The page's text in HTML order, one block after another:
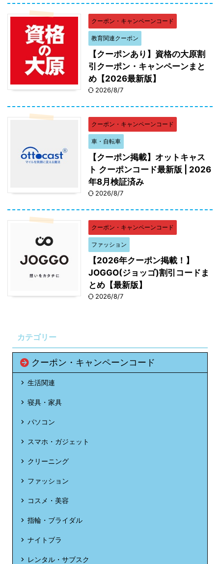
クーポン・キャンペーンコード
教育関連クーポン
【クーポンあり】資格の大原割
引クーポン・キャンペーンまと
め【2026最新版】
2026/8/7
クーポン・キャンペーンコード
車・自転車
【クーポン掲載】オットキャス
ト クーポンコード最新版 | 2026
年8月検証済み
2026/8/7
クーポン・キャンペーンコード
ファッション
【2026年クーポン掲載！】
JOGGO(ジョッゴ)割引コードま
とめ【最新版】
2026/8/7
カテゴリー
クーポン・キャンペーンコード
生活関連
寝具・家具
パソコン
スマホ・ガジェット
クリーニング
ファッション
コスメ・美容
指輪・ブライダル
ナイトブラ
レンタル・サブスク